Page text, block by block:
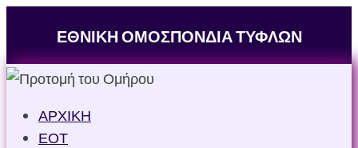
ΕΘΝΙΚΗ ΟΜΟΣΠΟΝΔΙΑ ΤΥΦΛΩΝ
ΑΡΧΙΚΗ
ΕΟΤ